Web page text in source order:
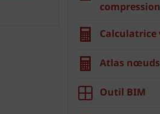
compression
Calculatrice
Atlas
Outil BIM